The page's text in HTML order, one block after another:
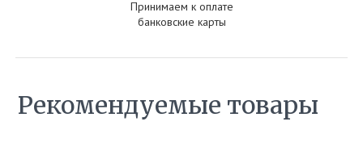
Принимаем к оплате
банковские карты
Рекомендуемые товары